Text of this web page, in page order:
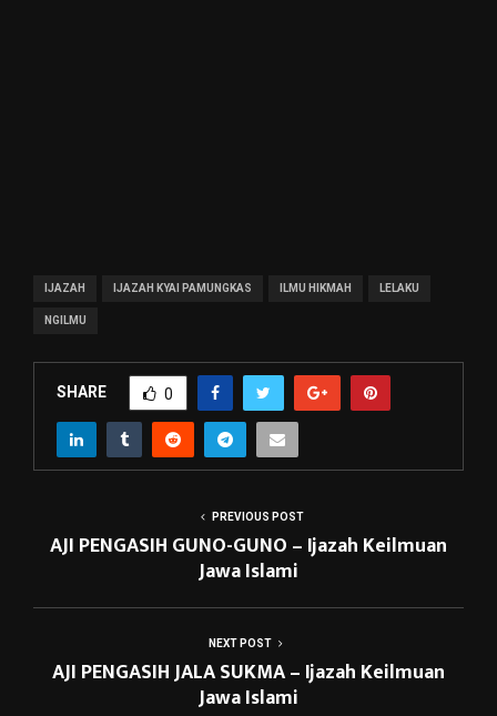
IJAZAH IJAZAH KYAI PAMUNGKAS ILMU HIKMAH LELAKU
NGILMU
SHARE 0
PREVIOUS POST
AJI PENGASIH GUNO-GUNO – Ijazah Keilmuan
Jawa Islami
NEXT POST
AJI PENGASIH JALA SUKMA – Ijazah Keilmuan
Jawa Islami